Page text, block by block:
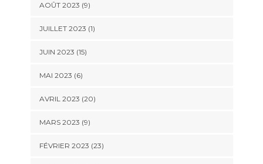
AOÛT 2023 (9)
JUILLET 2023 (1)
JUIN 2023 (15)
MAI 2023 (6)
AVRIL 2023 (20)
MARS 2023 (9)
FÉVRIER 2023 (23)